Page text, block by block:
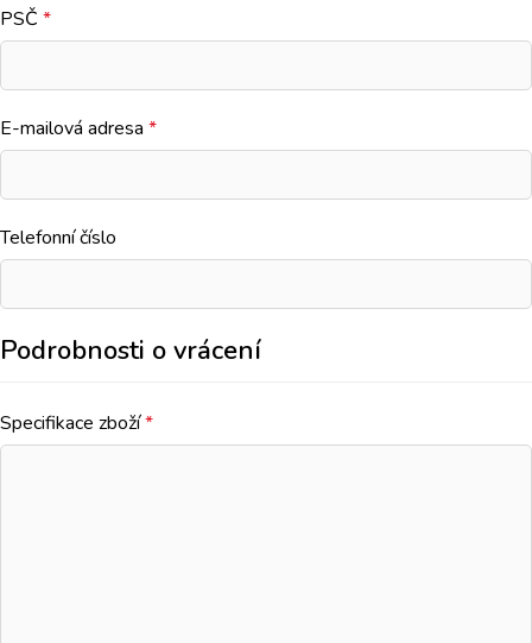
PSČ *
E-mailová adresa *
Telefonní číslo
Podrobnosti o vrácení
Specifikace zboží*